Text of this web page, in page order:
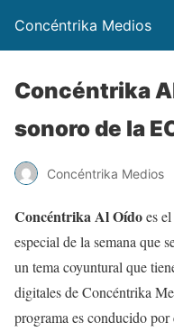
Concéntrika Medios
Concéntrika
sonoro de la
Concéntrika Medios
Concéntrika Al Oídoes
especial de la semana que
un tema coyuntural que
digitales de Concéntrika
programa es conducido